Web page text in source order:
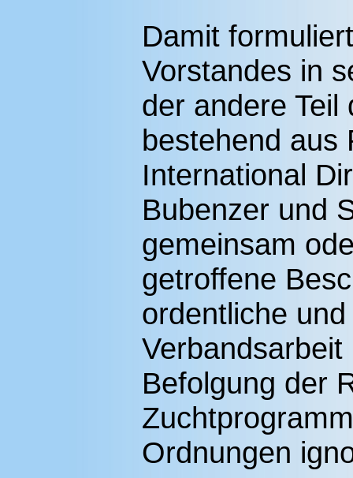
Damit
Vorstandes in
der andere Teil
bestehend aus
International
Bubenzer und
gemeinsam
getroffene
ordentliche
Befolgung der
Ordnungen